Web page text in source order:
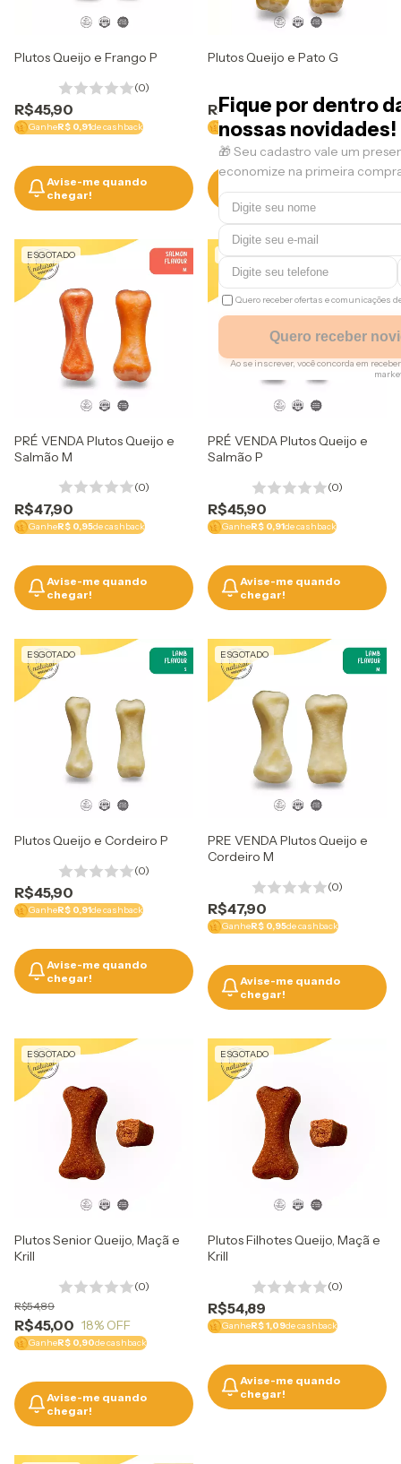
Fique por dentro
nossas novidades!
🎁 Seu cadastro vale um
economize na primeira
Quero receber ofertas e comunicações
Quero receber
Ao se inscrever, você concorda em
Apenas um resgate por
Utilizaremos os seus dados
navegação e para
do site.
Plutos Queijo e Frango P
(0)
R$45,90
GanheR$ 0,91de cashback
Avise-me quando
chegar!
Plutos Queijo e Pato G
R$64,90
GanheR$ 1,29de cashback
Avise-me quando
chegar!
ESGOTADO
PRÉ VENDA Plutos Queijo e
Salmão M
(0)
R$47,90
GanheR$ 0,95de cashback
Avise-me quando
chegar!
ESGOTADO
PRÉ VENDA Plutos Queijo e
Salmão P
(0)
R$45,90
GanheR$ 0,91de cashback
Avise-me quando
chegar!
ESGOTADO
Plutos Queijo e Cordeiro P
(0)
R$45,90
GanheR$ 0,91de cashback
Avise-me quando
chegar!
ESGOTADO
PRE VENDA Plutos Queijo e
Cordeiro M
(0)
R$47,90
GanheR$ 0,95de cashback
Avise-me quando
chegar!
ESGOTADO
Plutos Senior Queijo, Maçã e
Krill
(0)
R$45,00
R$54,89
18% OFF
GanheR$ 0,90de cashback
Avise-me quando
chegar!
ESGOTADO
Plutos Filhotes Queijo, Maçã e
Krill
(0)
R$54,89
GanheR$ 1,09de cashback
Avise-me quando
chegar!